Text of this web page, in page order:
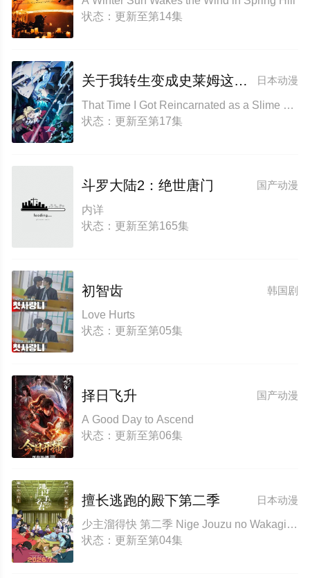
状态：更新至第14集
日本动漫
关于我转生变成史莱姆这档事第四季
That Time I Got Reincarnated as a Slime Season 4
状态：更新至第17集
国产动漫
斗罗大陆2：绝世唐门
内详
状态：更新至第165集
韩国剧
初智齿
Love Hurts
状态：更新至第05集
国产动漫
择日飞升
A Good Day to Ascend
状态：更新至第06集
日本动漫
擅长逃跑的殿下第二季
少主溜得快 第二季 Nige Jouzu no Wakagimi Season 2 The Elusive Samurai Season 2
状态：更新至第04集